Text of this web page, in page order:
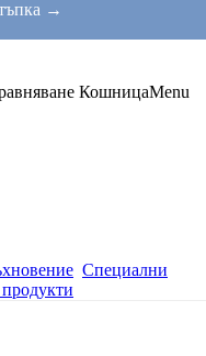
→
КошницаMenu
Специални